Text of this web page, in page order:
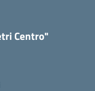
Centro"